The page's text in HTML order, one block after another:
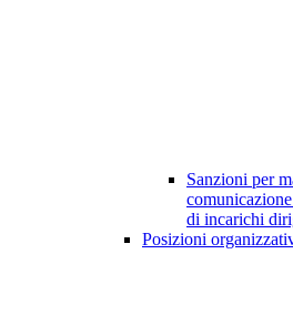
Sanzioni per
di incarichi
Posizioni